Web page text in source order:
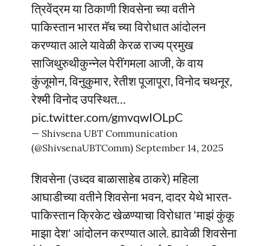
त्रिवेंद्रम या ठिकाणी शिवसेना च्या वतीने
पाकिस्तान भारत मॅच च्या विरोधात आंदोलन
करण्यात आले यावेळी केरळ राज्य प्रमुख
साजिथुरुथीकुन्नेल पेरींगमला आजी, के वाय
कुंजूमोन, विनुकुमार, रेतीश पूजापूरा, विनोद चथनूर,
रेश्मी विनोद उपस्थित…
pic.twitter.com/gmvqwIOLpC
— Shivsena UBT Communication
(@ShivsenaUBTComm) September 14, 2025
शिवसेना (उध्दव बाळासाहेब ठाकरे) महिला
आघाडीच्या वतीने शिवसेना भवन, दादर येथे भारत-
पाकिस्तान क्रिकेट खेळण्याचा विरोधात 'माझं कुंकू
माझा देश' आंदोलन करण्यात आले. ह्यावेळी शिवसेना